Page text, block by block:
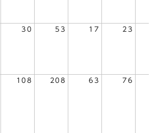
30 53 17 23
108 208 63 76